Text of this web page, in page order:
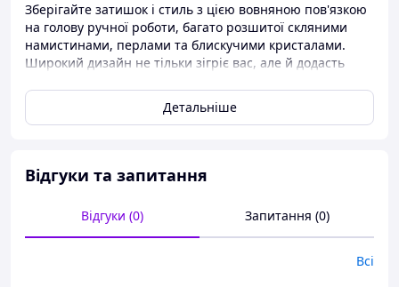
Зберігайте затишок і стиль з цією вовняною пов'язкою
на голову ручної роботи, багато розшитої скляними
намистинами, перлами та блискучими кристалами.
Широкий дизайн не тільки зігріє вас, але й додасть
- 51% акріл 25% мохер 24% вовна
Ширина– близько 13 см
Стандартний розмір для дорослих
Детальніше
Відгуки та запитання
Відгуки (0) Запитання (0)
Всі